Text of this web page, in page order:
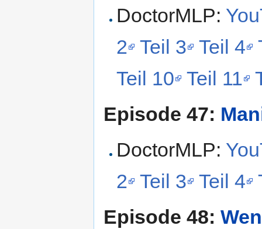
DoctorMLP:
2 Teil 3 Teil 4
Teil 10 Teil 11
Episode 47:
DoctorMLP:
2 Teil 3 Teil 4
Episode 48: